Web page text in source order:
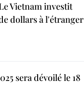
Vietnam investit
dollars à l'étranger
sera dévoilé le 18